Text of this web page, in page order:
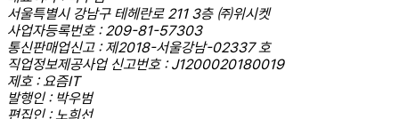
서울특별시 강남구 테헤란로 211 3층 ㈜위시켓
사업자등록번호 : 209-81-57303
통신판매업신고 : 제2018-서울강남-02337 호
직업정보제공사업 신고번호 : J1200020180019
제호 : 요즘IT
발행인 : 박우범
편집인 : 노희선